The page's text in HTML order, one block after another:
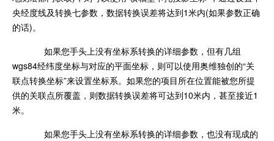
央经度线及转换七参数，数据转换误差将达到1米内(如果参数正确
的话)。
如果您手头上没有坐标系转换的详细参数，但有几组
wgs84经纬度坐标与对应的平面坐标，则可以使用奥维独创的“关
联点转换坐标”来设置坐标系。如果您的项目所在位置能被您所提
供的关联点所覆盖，则数据转换误差将可达到10米内，甚至接近1
米。
如果您手头上没有坐标系转换的详细参数，也没有现成的